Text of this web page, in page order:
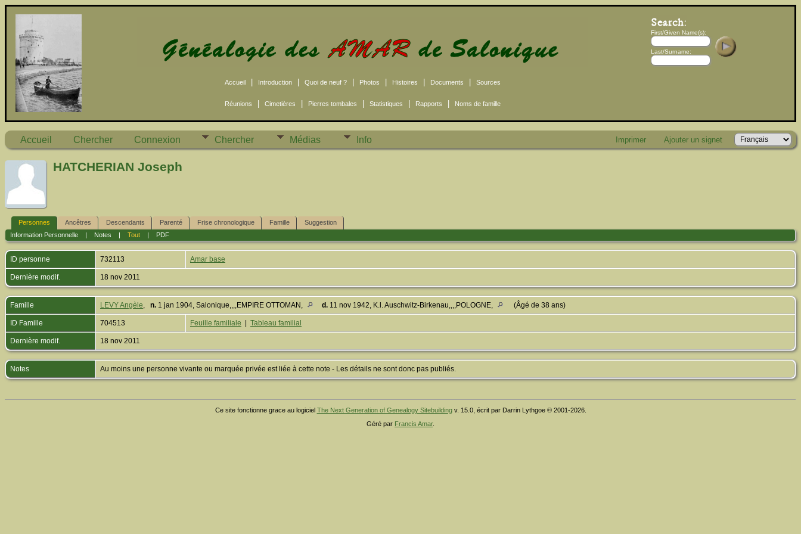
Accueil Introduction Quoi de neuf ? Photos Histoires Documents Sources
Réunions Cimetières Pierres tombales Statistiques Rapports Noms de famille
First/Given Name(s):
Last/Surname:
Accueil Chercher Connexion Chercher Médias Info Imprimer Ajouter un signet
HATCHERIAN Joseph
Personnes Ancêtres Descendants Parenté Frise chronologique Famille
Suggestion
Information Personnelle| Notes Tout| PDF
ID personne 732113 Amar base
Dernière modif. 18 nov 2011
Famille LEVY Angèle, n. 1 jan 1904, Salonique,,,,EMPIRE OTTOMAN, d. 11 nov 1942, K.l. Auschwitz-Birkenau,,,,POLOGNE, (Âgé de 38 ans)
ID Famille 704513 Feuille familiale Tableau familial
Dernière modif. 18 nov 2011
Notes Au moins une personne vivante ou marquée privée est liée à cette note - Les détails ne sont donc pas publiés.
Ce site fonctionne grace au logiciel The Next Generation of Genealogy Sitebuildingv. 15.0, écrit par Darrin Lythgoe © 2001-2026.
Géré par Francis Amar.